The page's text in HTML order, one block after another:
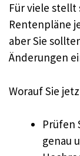
Für viele stellt
Rentenpläne
aber Sie
Änderungen
Worauf Sie
Prüfen
genau